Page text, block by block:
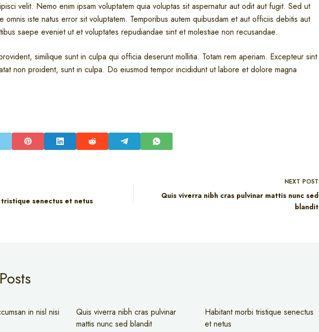
velit. Nemo enim ipsam voluptatem quia voluptas sit aspernatur aut odit aut fugit. Sed ut
omnis iste natus error sit voluptatem. Temporibus autem quibusdam et aut officiis debitis aut
saepe eveniet ut et voluptates repudiandae sint et molestiae non recusandae.
similique sunt in culpa qui officia deserunt mollitia. Totam rem aperiam. Excepteur sint
non proident, sunt in culpa. Do eiusmod tempor incididunt ut labore et dolore magna
senectus et netus
NEXT POST
Quis viverra nibh cras pulvinar mattis nunc sed
blandit
in nisl nisi
Quis viverra nibh cras pulvinar
mattis nunc sed blandit
Habitant morbi tristique senectus
et netus